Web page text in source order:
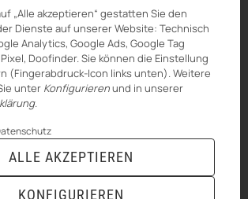
GmbH* Alle Preise inkl. gesetzlicher USt., zzgl.Versand
JTL-Shop| TECHNIK JTL-Shop Template
„Alle akzeptieren“ gestatten Sie den
Dienste auf unserer Website: Technisch
Analytics, Google Ads, Google Tag
Doofinder. Sie können die Einstellung
(Fingerabdruck-Icon links unten). Weitere
unter Konfigurierenund in unserer
.
KONFIGURIEREN
ALLE AKZEPTIEREN